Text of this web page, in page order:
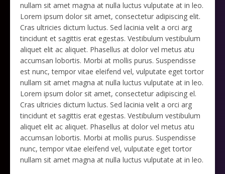
nullam sit amet magna at nulla luctus vulputate at in leo.
Lorem ipsum dolor sit amet, consectetur adipiscing elit.
Cras ultricies dictum luctus. Sed lacinia velit a orci arg
tincidunt et sagittis erat egestas. Vestibulum vestibulum
aliquet elit ac aliquet. Phasellus at dolor vel metus atu
accumsan lobortis. Morbi at mollis purus. Suspendisse
est nunc, tempor vitae eleifend vel, vulputate eget tortor
nullam sit amet magna at nulla luctus vulputate at in leo.
Lorem ipsum dolor sit amet, consectetur adipiscing el.
Cras ultricies dictum luctus. Sed lacinia velit a orci arg
tincidunt et sagittis erat egestas. Vestibulum vestibulum
aliquet elit ac aliquet. Phasellus at dolor vel metus atu
accumsan lobortis. Morbi at mollis purus. Suspendisse
nunc, tempor vitae eleifend vel, vulputate eget tortor
nullam sit amet magna at nulla luctus vulputate at in leo.